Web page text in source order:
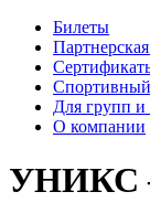
Билеты
Для групп
О компании
УНИКС